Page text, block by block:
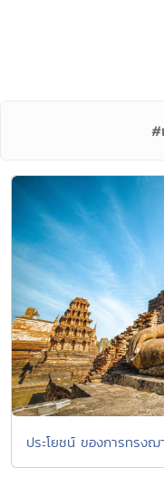
#
ประโยชน์ ของการทรง